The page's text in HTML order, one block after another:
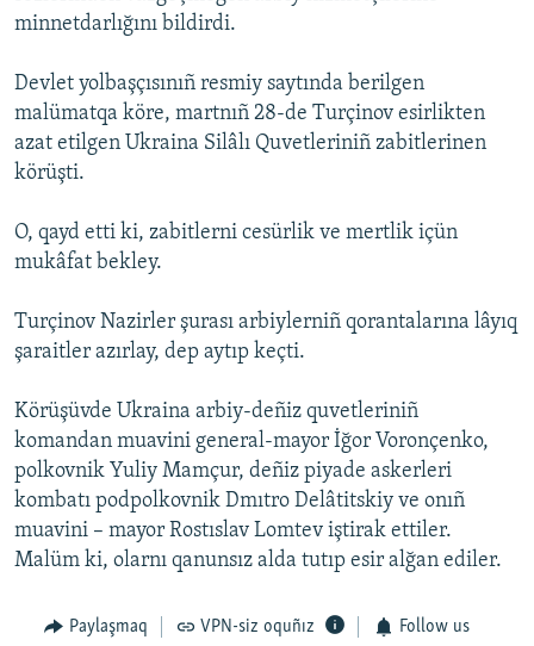
BLOGLAR
Русский
Українською
QOŞULIÑIZ!
RFE/RS bütün saytları
minnetdarlığını bildirdi.
Devlet yolbaşçısınıñ resmiy saytında berilgen
malümatqa köre, martnıñ 28-de Turçinov esirlikten
azat etilgen Ukraina Silâlı Quvetleriniñ zabitlerinen
körüşti.
O, qayd etti ki, zabitlerni cesürlik ve mertlik içün
mukâfat bekley.
Turçinov Nazirler şurası arbiylerniñ qorantalarına lâyıq
şaraitler azırlay, dep aytıp keçti.
Körüşüvde Ukraina arbiy-deñiz quvetleriniñ
komandan muavini general-mayor İğor Voronçenko,
polkovnik Yuliy Mamçur, deñiz piyade askerleri
kombatı podpolkovnik Dmıtro Delâtitskiy ve onıñ
muavini – mayor Rostıslav Lomtev iştirak ettiler.
Malüm ki, olarnı qanunsız alda tutıp esir alğan ediler.
Paylaşmaq VPN-siz oquñız Follow us